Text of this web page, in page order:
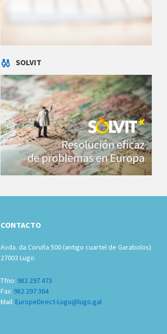
SOLVIT
CONTACTO
Avda. da Coruña 500 (antigo cuartel de Garabolos)
27003 Lugo.
Tfno: 982 297 473
Fax: 982 297 364
Mail: EuropeDirect-Lugo@lugo.gal